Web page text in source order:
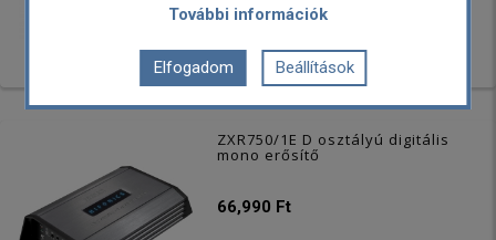
ZXR750/1E D osztályú digitális
mono erősítő
66,990 Ft
További információk
Elfogadom Beállítások